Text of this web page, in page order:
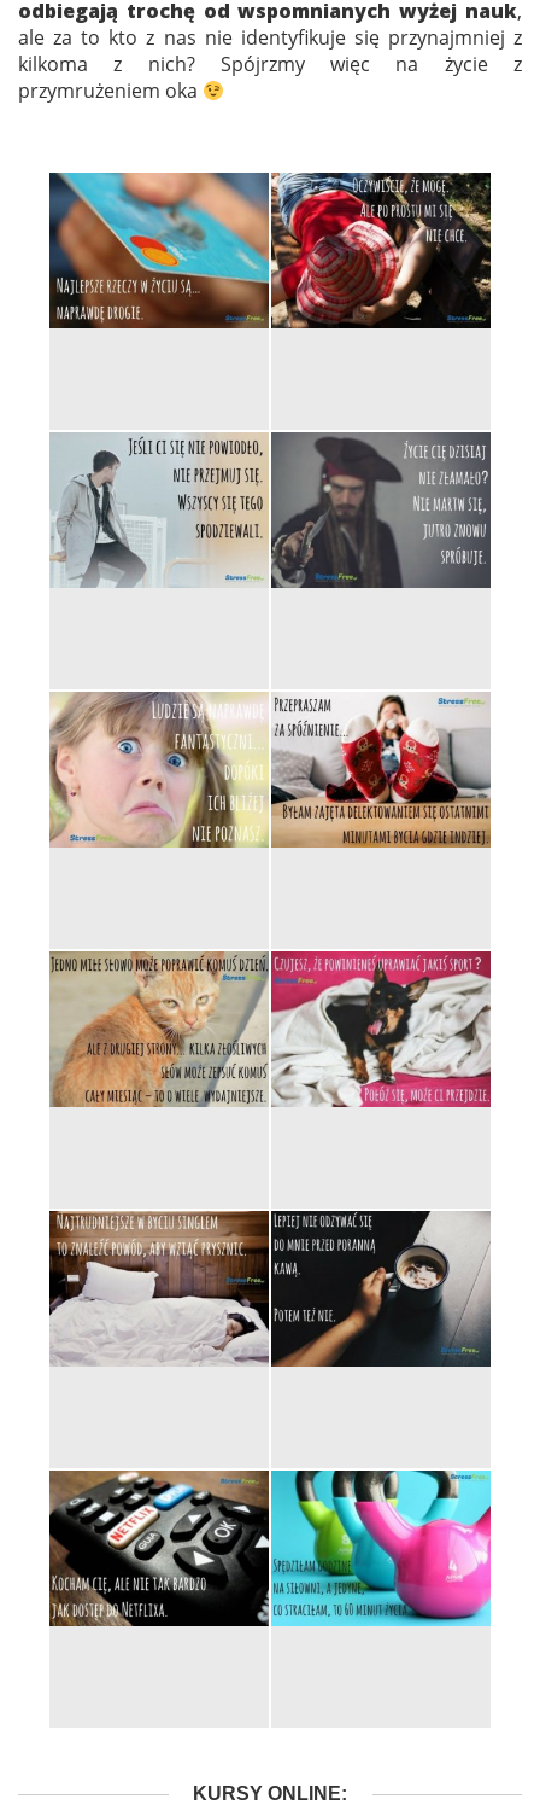
odbiegają trochę od wspomnianych wyżej nauk,
ale za to kto z nas nie identyfikuje się przynajmniej z
kilkoma z nich? Spójrzmy więc na życie z
przymrużeniem oka
KURSY ONLINE: